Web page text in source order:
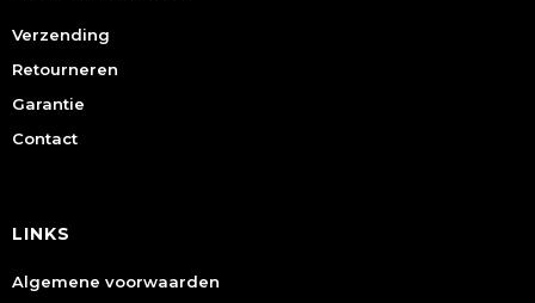
Verzending
Retourneren
Garantie
Contact
LINKS
Algemene voorwaarden